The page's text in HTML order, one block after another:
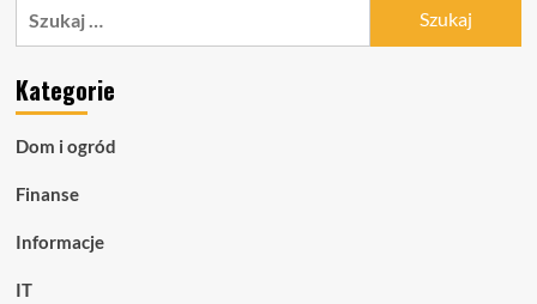
Kategorie
Dom i ogród
Finanse
Informacje
IT